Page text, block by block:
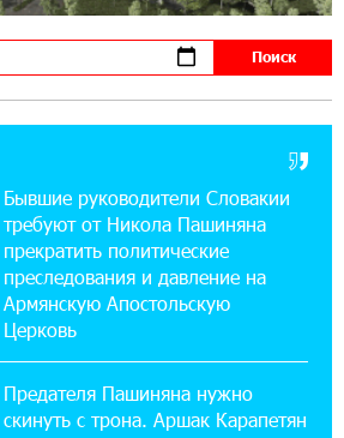
31-07-2026
временем будет расширяться. Когда-
это поймёт и рядовой армянин, но
использует тему Геноцида
Эрдогана, то что для него
07-2026
вклад «Стабильный» — до
Бывшие руководители Словакии
требуют от Никола Пашиняна
прекратить политические
преследования и давление на
Армянскую Апостольскую
Церковь
Предателя Пашиняна нужно
скинуть с трона. Аршак Карапетян